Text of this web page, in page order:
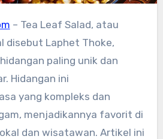
– Tea Leaf Salad, atau
disebut Laphet Thoke,
paling unik dan
Hidangan ini
yang kompleks dan
menjadikannya favorit di
dan wisatawan. Artikel ini